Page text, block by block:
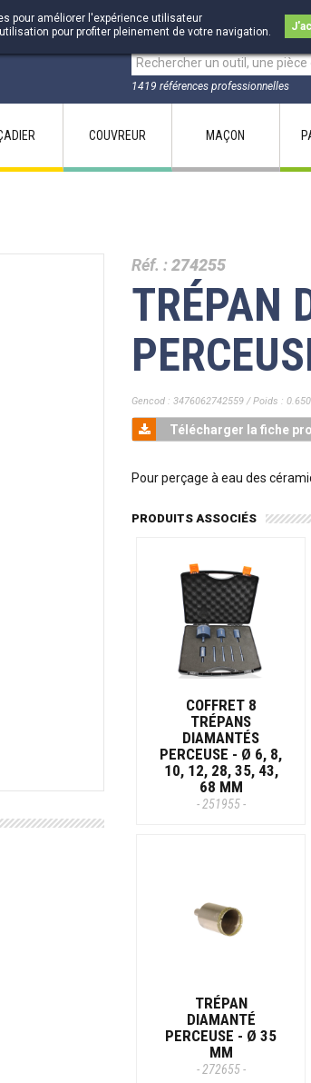
1419 références professionnelles
pour améliorer l'expérience utilisateur
pour profiter pleinement de votre navigation.
COUVREUR MAÇON
Réf. :274255
TRÉPAN
Gencod : 3476062742559 / Poids :
Télécharger la fiche
Pour perçage à eau des
PRODUITS ASSOCIÉS
COFFRET 8
TRÉPANS
DIAMANTÉS
PERCEUSE - Ø 6, 8,
10, 12, 28, 35, 43,
68 MM
- 251955 -
TRÉPAN
DIAMANTÉ
PERCEUSE - Ø 35
MM
- 272655 -